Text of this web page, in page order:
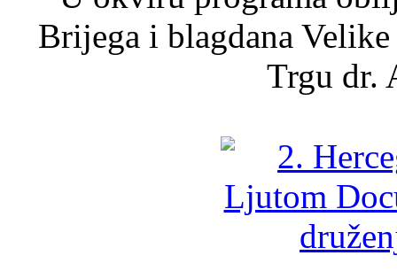
Brijega i blagdana
Trgu dr.